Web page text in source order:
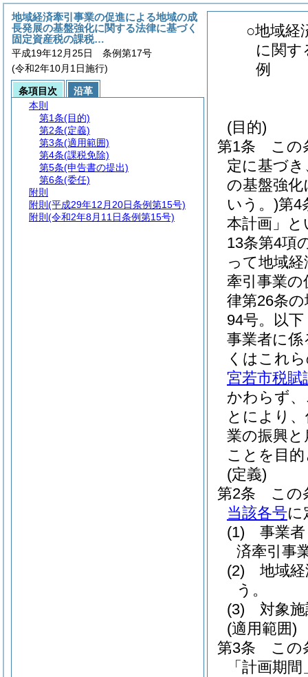
○地域経
に関す
例
(目的)
第1条
この
定に基づ
の基盤強
いう。)第4
本計画」と
13条第4項
って地域
牽引事業
律第26条
94号。以
事業者に
くはこれ
宮若市税賦
かわらず
とにより
業の振興
ことを目
(定義)
第2条
この
当該各号に
(1)
事業
済牽引事
(2)
地域
う。
(3)
対象
(適用範囲)
第3条
この
「計画期
地域経済牽引事業の促進による地域の成
長発展の基盤強化に関する法律に基づく
固定資産税の課税…
平成19年12月25日 条例第17号
(令和2年10月1日施行)
条項目次
沿革
本則
第1条(目的)
第2条(定義)
第3条(適用範囲)
第4条(課税免除)
第5条(申告書の提出)
第6条(委任)
附則
附則 (平成29年12月20日条例第15号)
附則 (令和2年8月11日条例第15号)